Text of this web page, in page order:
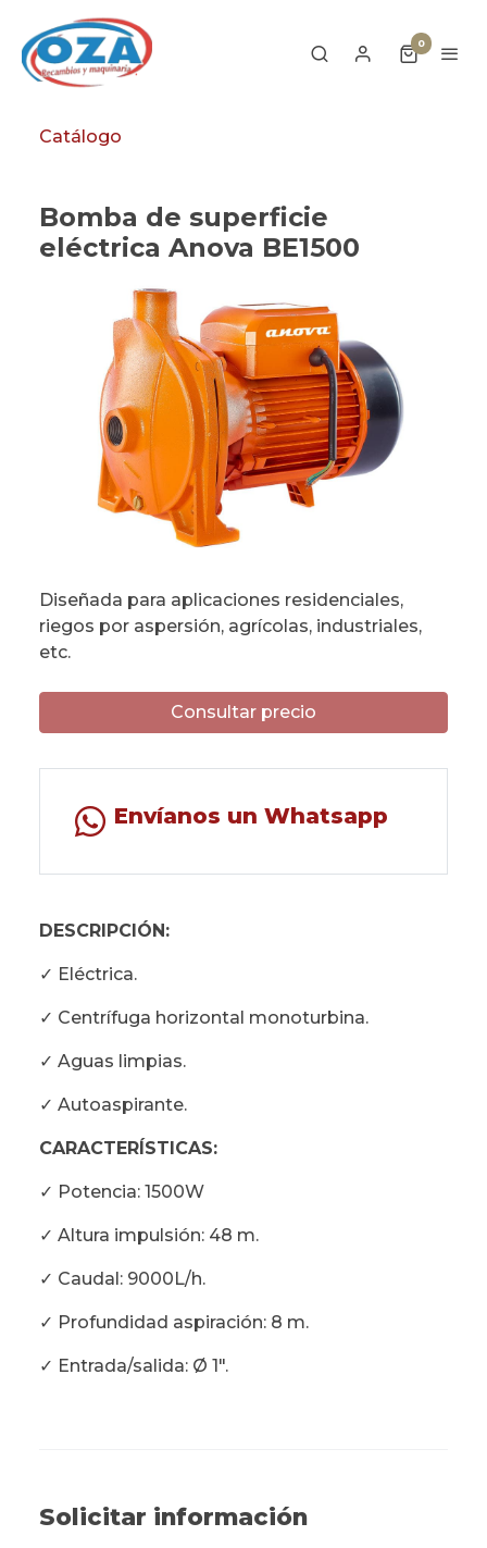
0
Catálogo
Bomba de superficie
eléctrica Anova BE1500
Diseñada para aplicaciones residenciales,
riegos por aspersión, agrícolas, industriales,
etc.
Consultar precio
Envíanos un Whatsapp
DESCRIPCIÓN:
✓ Eléctrica.
✓ Centrífuga horizontal monoturbina.
✓ Aguas limpias.
✓ Autoaspirante.
CARACTERÍSTICAS:
✓ Potencia: 1500W
✓ Altura impulsión: 48 m.
✓ Caudal: 9000L/h.
✓ Profundidad aspiración: 8 m.
✓ Entrada/salida: Ø 1".
Solicitar información